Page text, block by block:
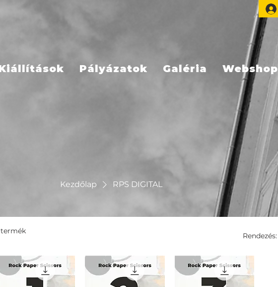
Pályázatok Galéria Webshop
Kezdőlap RPS DIGITAL
Rendezés: